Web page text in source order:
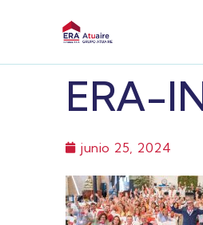
ERA-
junio 25, 2024